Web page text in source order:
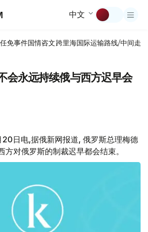
中文
任免事件国情咨文跨里海国际运输路线/中间走廊
会永远持续俄与西方迟早会
日电,据俄新网报道, 俄罗斯总理梅德
方对俄罗斯的制裁迟早都会结束。